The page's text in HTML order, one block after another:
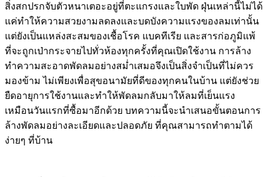
สิ่งสกปรกจับตัวหนาเตอะอยู่ที่ตะแกรงและใบพัด ฝุ่นเหล่านี้ไม่ได้
แค่ทำให้ความสวยงามลดลงและบดบังความแรงของลมเท่านั้น
แต่ยังเป็นแหล่งสะสมของเชื้อโรค แบคทีเรีย และสารก่อภูมิแพ้
ที่จะถูกเป่ากระจายไปทั่วห้องทุกครั้งที่คุณเปิดใช้งาน การล้าง
ทำความสะอาดพัดลมอย่างสม่ำเสมอจึงเป็นสิ่งจำเป็นที่ไม่ควร
มองข้าม ไม่เพียงเพื่อสุขอนามัยที่ดีของทุกคนในบ้าน แต่ยังช่วย
ยืดอายุการใช้งานและทำให้พัดลมกลับมาให้ลมที่เย็นแรง
เหมือนวันแรกที่ซื้อมาอีกด้วย บทความนี้จะนำเสนอขั้นตอนการ
ล้างพัดลมอย่างละเอียดและปลอดภัย ที่คุณสามารถทำตามได้
ง่ายๆ ที่บ้าน